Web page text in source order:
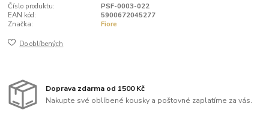
Číslo produktu:
PSF-0003-022
EAN kód:
5900672045277
Značka:
Fiore
Do oblíbených
Doprava zdarma od 1500 Kč
Nakupte své oblíbené kousky a poštovné zaplatíme za vás.